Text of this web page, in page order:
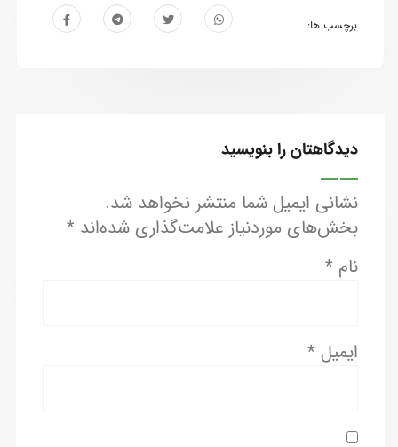
برچسب ها:
دیدگاهتان را بنویسید
نشانی ایمیل شما منتشر نخواهد شد.
بخش‌های موردنیاز علامت‌گذاری شده‌اند *
نام *
ایمیل *